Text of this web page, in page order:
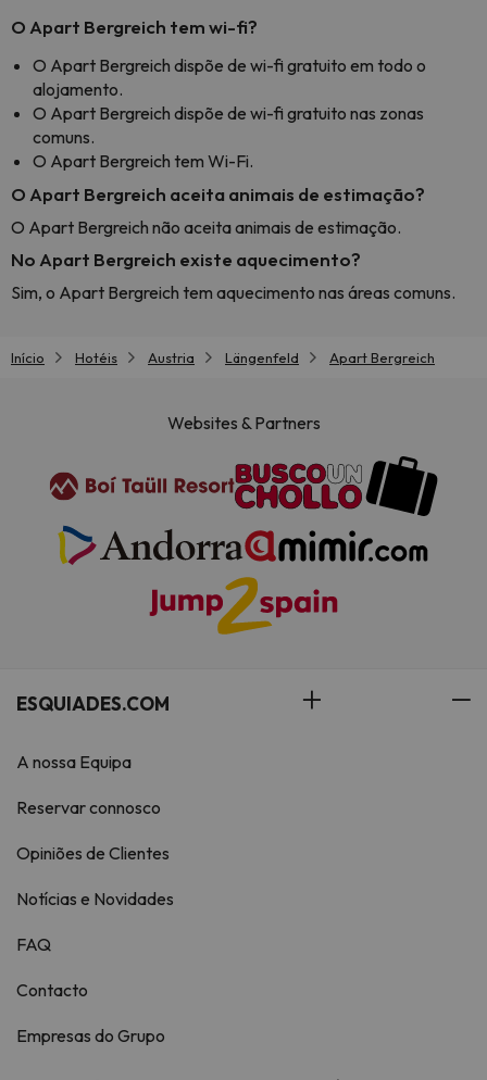
O Apart Bergreich tem wi-fi?
O Apart Bergreich dispõe de wi-fi gratuito em todo o
alojamento.
O Apart Bergreich dispõe de wi-fi gratuito nas zonas
comuns.
O Apart Bergreich tem Wi-Fi.
O Apart Bergreich aceita animais de estimação?
O Apart Bergreich não aceita animais de estimação.
No Apart Bergreich existe aquecimento?
Sim, o Apart Bergreich tem aquecimento nas áreas comuns.
Início Hotéis Austria Längenfeld Apart Bergreich
Websites & Partners
ESQUIADES.COM
A nossa Equipa
Reservar connosco
Opiniões de Clientes
Notícias e Novidades
FAQ
Contacto
Empresas do Grupo